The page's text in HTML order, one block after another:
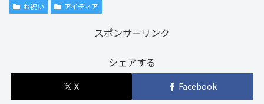
お祝い アイディア
スポンサーリンク
シェアする
X Facebook